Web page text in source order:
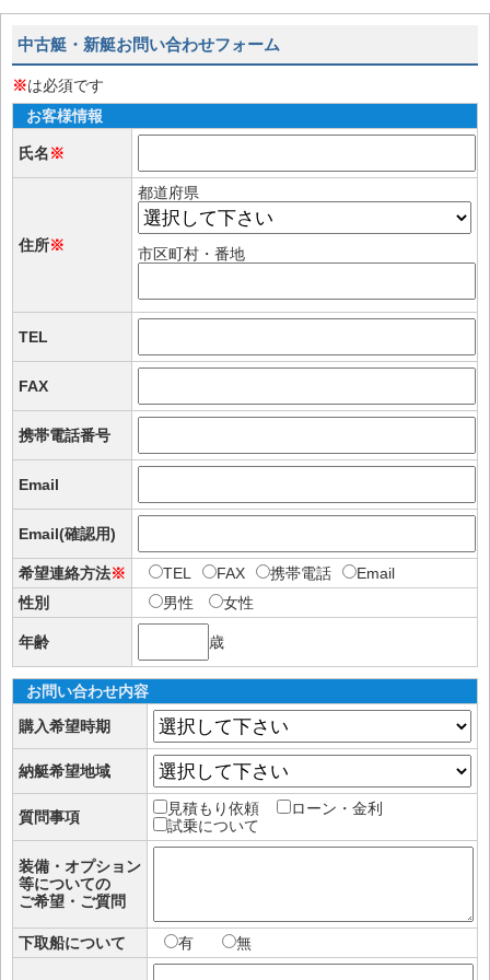
中古艇・新艇お問い合わせフォーム
※は必須です
お客様情報
氏名※
住所※
都道府県
市区町村・番地
TEL
FAX
携帯電話番号
Email
Email(確認用)
希望連絡方法※ TEL FAX 携帯電話
Email
性別
男性 女性
年齢 歳
お問い合わせ内容
購入希望時期
納艇希望地域
質問事項 見積もり依頼
ローン・金利
試乗について
装備・オプション
等についての
ご希望・ご質問
下取船について 有 無